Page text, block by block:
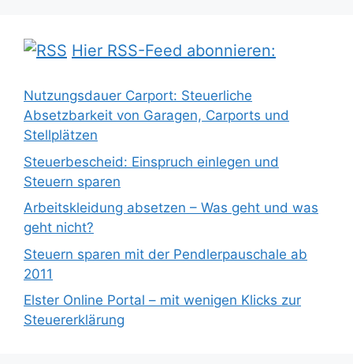
Hier RSS-Feed abonnieren:
Nutzungsdauer Carport: Steuerliche
Absetzbarkeit von Garagen, Carports und
Stellplätzen
Steuerbescheid: Einspruch einlegen und
Steuern sparen
Arbeitskleidung absetzen – Was geht und was
geht nicht?
Steuern sparen mit der Pendlerpauschale ab
2011
Elster Online Portal – mit wenigen Klicks zur
Steuererklärung